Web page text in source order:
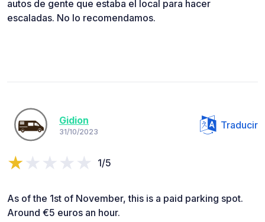
autos de gente que estaba el local para hacer
escaladas. No lo recomendamos.
Gidion
31/10/2023
Traducir
1/5
As of the 1st of November, this is a paid parking spot.
Around €5 euros an hour.